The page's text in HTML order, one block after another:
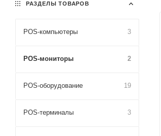
РАЗДЕЛЫ ТОВАРОВ
POS-компьютеры 3
POS-мониторы 2
POS-оборудование 19
POS-терминалы 3